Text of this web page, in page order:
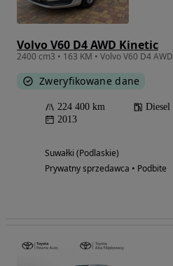
Volvo V60 D4 AWD Kinetic
2400 cm3 • 163 KM • Volvo V60 D4 AWD
Zweryfikowane dane
224 400 km Diesel
2013
Suwałki (Podlaskie)
Prywatny sprzedawca • Podbite